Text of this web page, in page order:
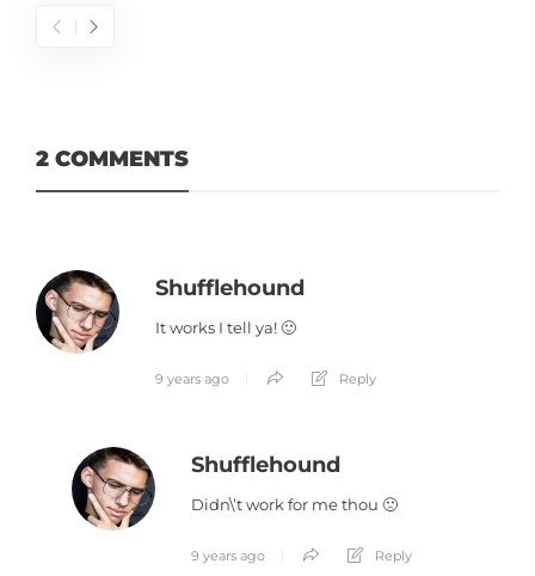
2 COMMENTS
Shufflehound
It works I tell ya! 🙂
9 years ago Reply
Shufflehound
Didn\’t work for me thou 🙁
9 years ago Reply